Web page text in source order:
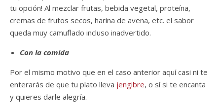
tu opción! Al mezclar frutas, bebida vegetal, proteína,
cremas de frutos secos, harina de avena, etc. el sabor
queda muy camuflado incluso inadvertido.
Con la comida
Por el mismo motivo que en el caso anterior aquí casi ni te
enterarás de que tu plato lleva jengibre, o sí si te encanta
y quieres darle alegría.